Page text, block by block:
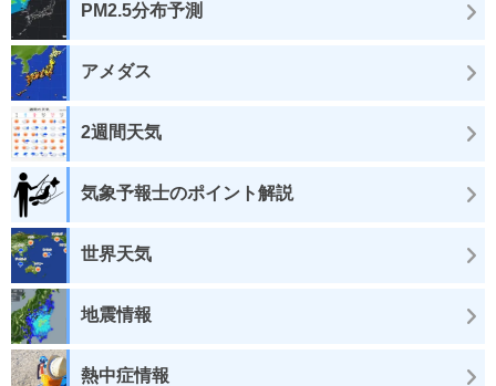
PM2.5分布予測
アメダス
2週間天気
気象予報士のポイント解説
世界天気
地震情報
熱中症情報